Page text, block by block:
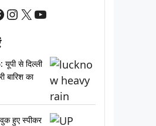
Instagram
X YouTube
से दिल्ली
बारिश का
हुए स्पीकर